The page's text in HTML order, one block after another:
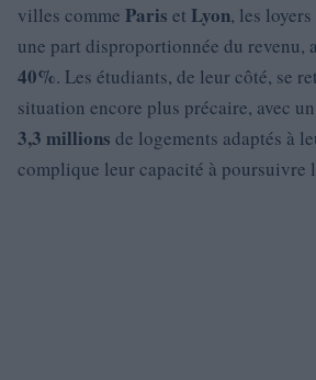
villes comme Paris et Lyon, les
une part disproportionnée du revenu,
40%. Les étudiants, de leur côté, se
situation encore plus précaire, avec
3,3 millions de logements adaptés à
complique leur capacité à poursuivre